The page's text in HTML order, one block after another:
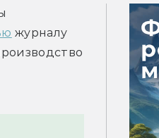
журналу